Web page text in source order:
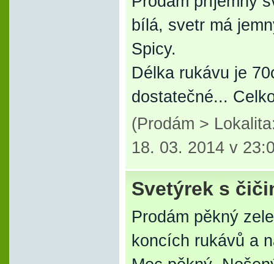
bílá, svetr má
Spicy.
Délka rukávu je
dostatečné...
(Prodám >
18. 03. 2014 v
Svetýrek s
Prodám pěkný
koncích rukávů a